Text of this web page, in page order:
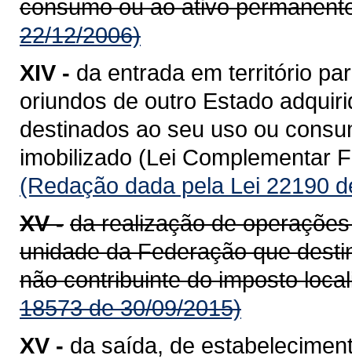
consumo ou ao ativo
22/12/2006)
XIV - da entrada em território
oriundos de outro Estado
destinados ao seu uso ou
imobilizado (Lei Complementar
(Redação dada pela Lei 22190
XV - da realização de
unidade da Federação que
não contribuinte do imposto
18573 de 30/09/2015)
XV - da saída, de